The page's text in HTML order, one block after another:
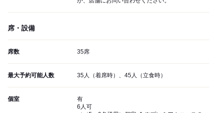
席・設備
席数 35席
最大予約可能人数 35人（着席時）、45人（立食時）
個室
有
6人可